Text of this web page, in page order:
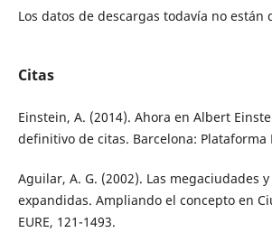
Los datos de descargas todavía no están
Citas
Einstein, A. (2014). Ahora en Albert
definitivo de citas. Barcelona: Plataforma
Aguilar, A. G. (2002). Las megaciudades
expandidas. Ampliando el concepto en
EURE, 121-1493.